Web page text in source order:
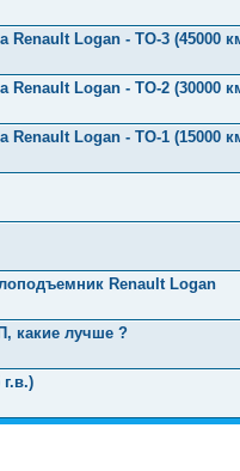
Renault Logan - ТО-3 (45000
Renault Logan - ТО-2 (30000
Renault Logan - ТО-1 (15000
Renault Logan
какие лучше ?